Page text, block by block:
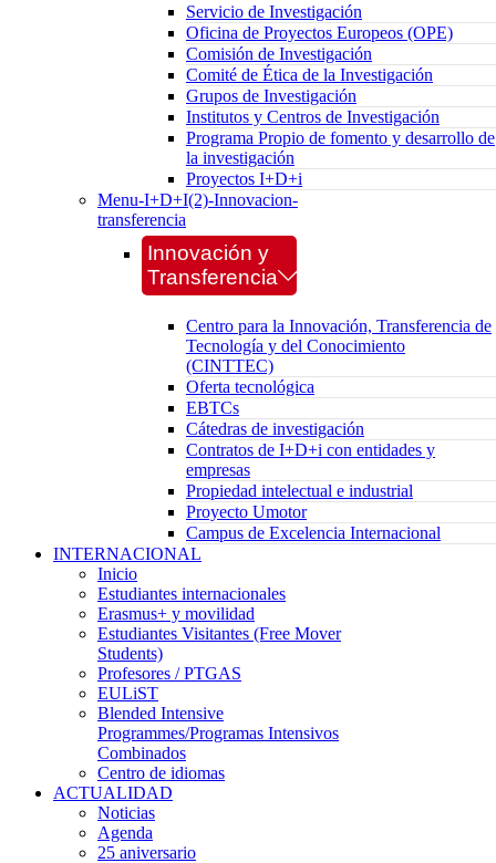
Servicio de Investigación
Oficina de Proyectos Europeos (OPE)
Comisión de Investigación
Comité de Ética de la Investigación
Grupos de Investigación
Institutos y Centros de Investigación
Programa Propio de fomento y desarrollo de
la investigación
Proyectos I+D+i
Menu-I+D+I(2)-Innovacion-
transferencia
Innovación y
Transferencia
Centro para la Innovación, Transferencia de
Tecnología y del Conocimiento
(CINTTEC)
Oferta tecnológica
EBTCs
Cátedras de investigación
Contratos de I+D+i con entidades y
empresas
Propiedad intelectual e industrial
Proyecto Umotor
Campus de Excelencia Internacional
INTERNACIONAL
Inicio
Estudiantes internacionales
Erasmus+ y movilidad
Estudiantes Visitantes (Free Mover
Students)
Profesores / PTGAS
EULiST
Blended Intensive
Programmes/Programas Intensivos
Combinados
Centro de idiomas
ACTUALIDAD
Noticias
Agenda
25 aniversario